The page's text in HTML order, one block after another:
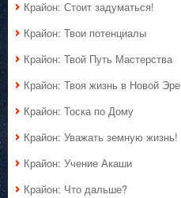
Крайон: Стоит задуматься!
Крайон: Твои потенциалы
Крайон: Твой Путь Мастерства
Крайон: Твоя жизнь в Новой Эре
Крайон: Тоска по Дому
Крайон: Уважать земную жизнь!
Крайон: Учение Акаши
Крайон: Что дальше?